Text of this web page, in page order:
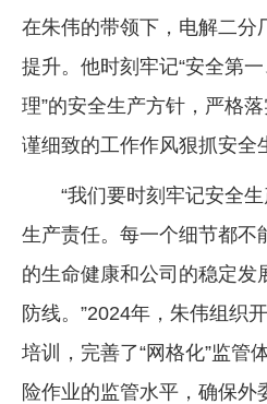
在朱伟的带领下，电解二分
提升。他时刻牢记“安全第
理”的安全生产方针，严格
谨细致的工作作风狠抓安全
“我们要时刻牢记安全
生产责任。每一个细节都不
的生命健康和公司的稳定发
防线。”2024年，朱伟组织
培训，完善了“网格化”监管
险作业的监管水平，确保外